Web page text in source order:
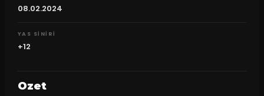
08.02.2024
YAS SINIRI
+12
Ozet